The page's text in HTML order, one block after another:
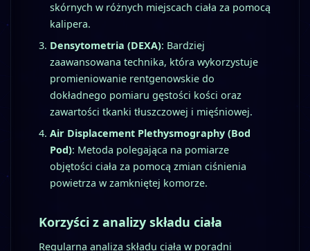
skórnych w różnych miejscach ciała za pomocą
kalipera.
Densytometria (DEXA): Bardziej
zaawansowana technika, która wykorzystuje
promieniowanie rentgenowskie do
dokładnego pomiaru gęstości kości oraz
zawartości tkanki tłuszczowej i mięśniowej.
Air Displacement Plethysmography (Bod
Pod): Metoda polegająca na pomiarze
objętości ciała za pomocą zmian ciśnienia
powietrza w zamkniętej komorze.
Korzyści z analizy składu ciała
Regularna analiza składu ciała w poradni